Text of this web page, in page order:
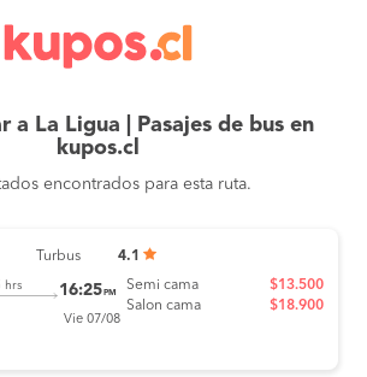
a La Ligua | Pasajes de bus en
kupos.cl
encontrados para esta ruta.
Turbus 4.1
hrs 16:25 PM
Vie 07/08
Semi cama
Salon cama
$13.500
$18.900